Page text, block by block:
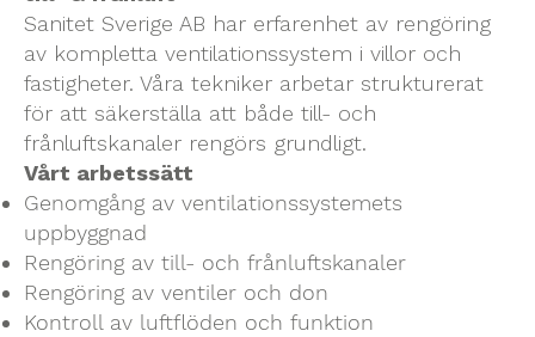
Sanitet Sverige AB har erfarenhet av rengöring
av kompletta ventilationssystem i villor och
fastigheter. Våra tekniker arbetar strukturerat
för att säkerställa att både till- och
frånluftskanaler rengörs grundligt.
Vårt arbetssätt
Genomgång av ventilationssystemets
uppbyggnad
Rengöring av till- och frånluftskanaler
Rengöring av ventiler och don
Kontroll av luftflöden och funktion